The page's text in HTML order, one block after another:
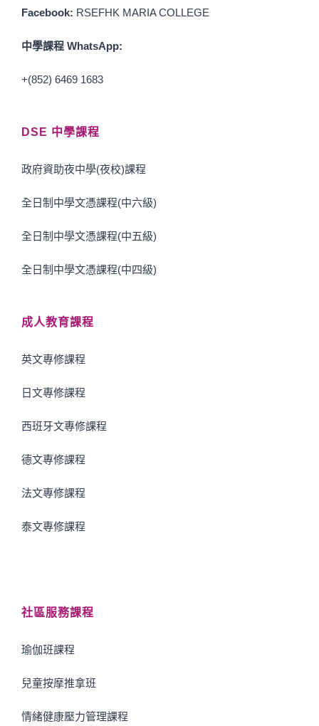
Facebook: RSEFHK MARIA COLLEGE
中學課程 WhatsApp:
+(852) 6469 1683
DSE 中學課程
政府資助夜中學(夜校)課程
全日制中學文憑課程(中六級)
全日制中學文憑課程(中五級)
全日制中學文憑課程(中四級)
成人教育課程
英文專修課程
日文專修課程
西班牙文專修課程
德文專修課程
法文專修課程
泰文專修課程
社區服務課程
瑜伽班課程
兒童按摩推拿班
情緒健康壓力管理課程